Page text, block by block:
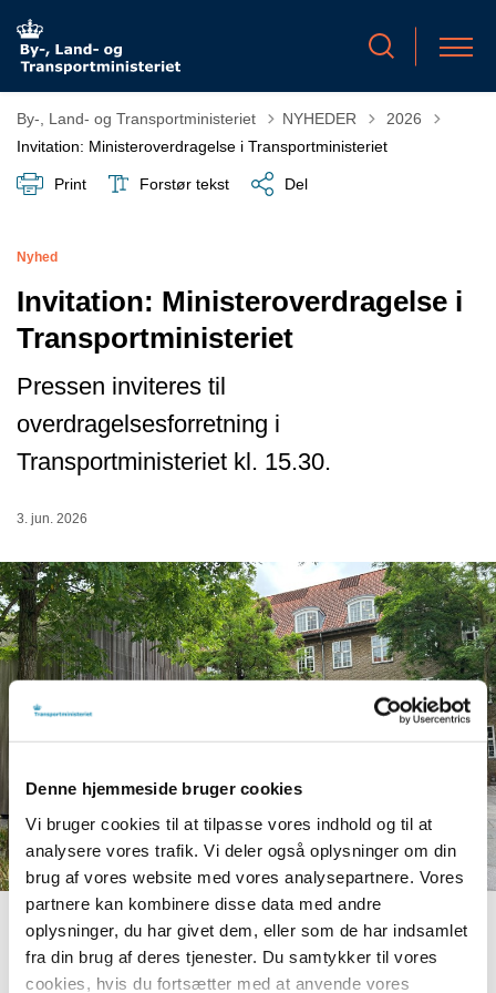
Denne hjemmeside bruger cookies
Vi bruger cookies til at tilpasse vores indhold og til at
analysere vores trafik. Vi deler også oplysninger om din
brug af vores website med vores analysepartnere. Vores
partnere kan kombinere disse data med andre
oplysninger, du har givet dem, eller som de har indsamlet
fra din brug af deres tjenester. Du samtykker til vores
cookies, hvis du fortsætter med at anvende vores
By-, Land- og Transportministeriet NYHEDER Tilbage til
2026
Invitation: Ministeroverdragelse i Transportministeriet
Print Forstør tekst Del
Nyhed
Invitation: Ministeroverdragelse i
Transportministeriet
Pressen inviteres til
overdragelsesforretning i
Transportministeriet kl. 15.30.
3. jun. 2026
Print Forstør tekst Del